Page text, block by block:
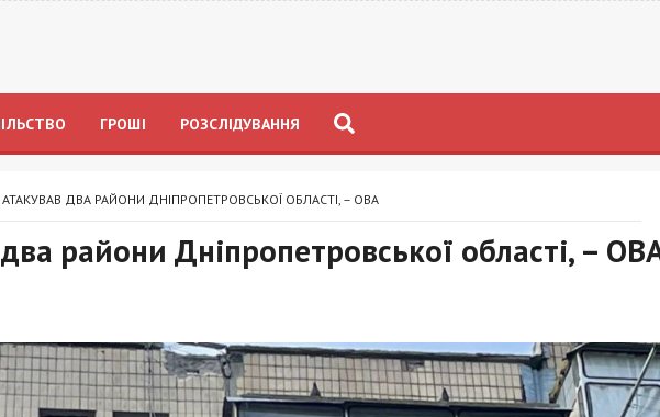
ГРОШІ РОЗСЛІДУВАННЯ
ДВА РАЙОНИ ДНІПРОПЕТРОВСЬКОЇ ОБЛАСТІ, – ОВА
райони Дніпропетровської області, –